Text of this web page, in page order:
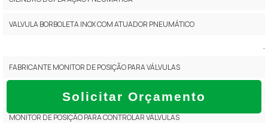
Solicitar Orçamento
VALVULA BORBOLETA INOX COM ATUADOR PNEUMÁTICO
.
FABRICANTE MONITOR DE POSIÇÃO PARA VÁLVULAS
MONITOR DE POSIÇÃO DE VÁLVULAS PREÇO
MONITOR DE POSIÇÃO PARA CONTROLAR VÁLVULAS